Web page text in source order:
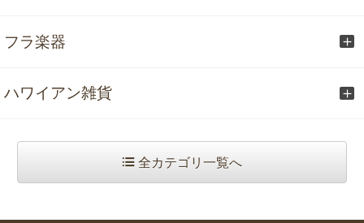
フラ楽器
ハワイアン雑貨
全カテゴリ一覧へ